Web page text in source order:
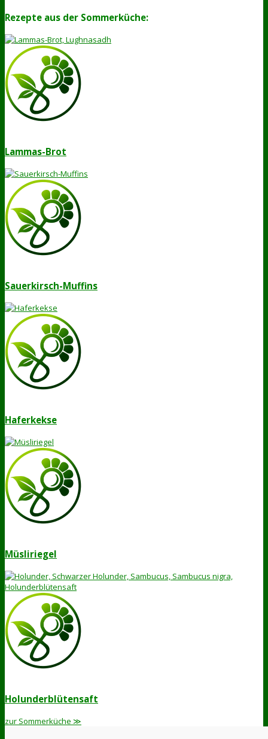
Rezepte aus der Sommerküche:
Lammas-Brot
Sauerkirsch-Muffins
Haferkekse
Müsliriegel
Holunderblütensaft
zur Sommerküche ≫